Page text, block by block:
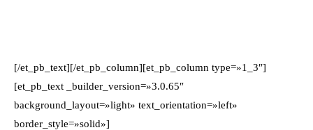
[/et_pb_text][/et_pb_column][et_pb_column type=»1_3″]
[et_pb_text _builder_version=»3.0.65″
background_layout=»light» text_orientation=»left»
border_style=»solid»]